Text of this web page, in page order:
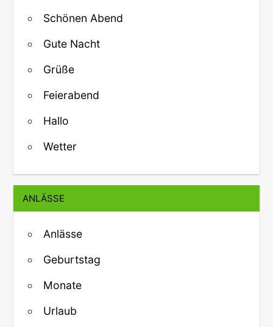
Schönen Abend
Gute Nacht
Grüße
Feierabend
Hallo
Wetter
ANLÄSSE
Anlässe
Geburtstag
Monate
Urlaub